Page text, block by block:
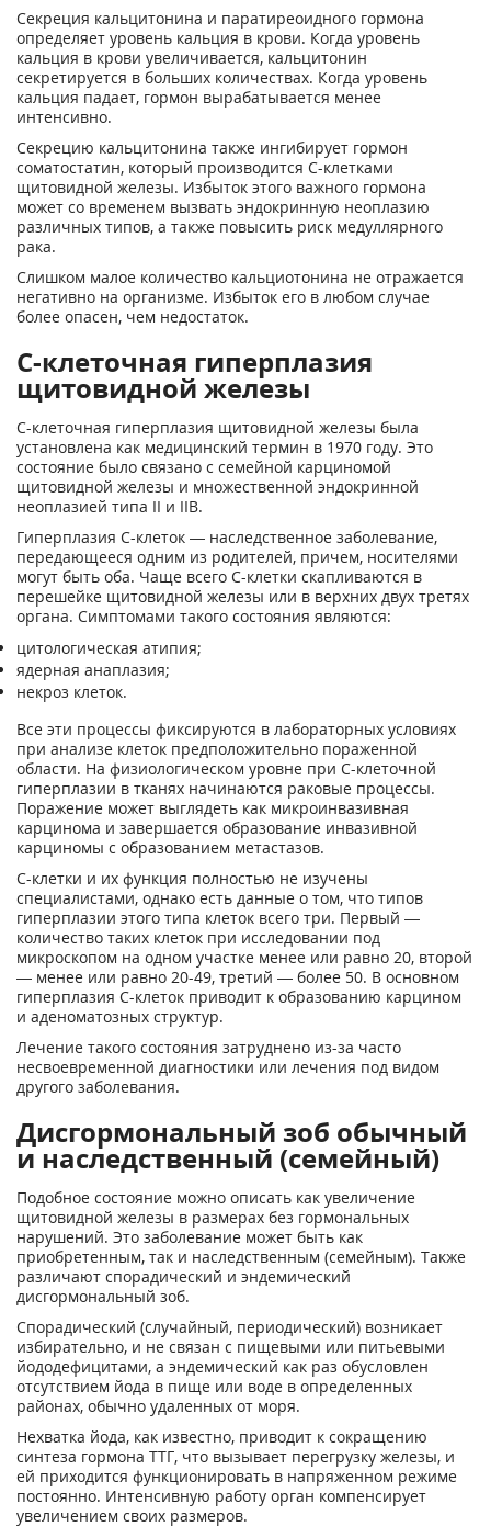
Секреция кальцитонина и паратиреоидного гормона
определяет уровень кальция в крови. Когда уровень
кальция в крови увеличивается, кальцитонин
секретируется в больших количествах. Когда уровень
кальция падает, гормон вырабатывается менее
интенсивно.
Секрецию кальцитонина также ингибирует гормон
соматостатин, который производится С-клетками
щитовидной железы. Избыток этого важного гормона
может со временем вызвать эндокринную неоплазию
различных типов, а также повысить риск медуллярного
рака.
Слишком малое количество кальциотонина не отражается
негативно на организме. Избыток его в любом случае
более опасен, чем недостаток.
C-клеточная гиперплазия
щитовидной железы
С-клеточная гиперплазия щитовидной железы была
установлена как медицинский термин в 1970 году. Это
состояние было связано с семейной карциномой
щитовидной железы и множественной эндокринной
неоплазией типа II и IIB.
Гиперплазия С-клеток — наследственное заболевание,
передающееся одним из родителей, причем, носителями
могут быть оба. Чаще всего С-клетки скапливаются в
перешейке щитовидной железы или в верхних двух третях
органа. Симптомами такого состояния являются:
цитологическая атипия;
ядерная анаплазия;
некроз клеток.
Все эти процессы фиксируются в лабораторных условиях
при анализе клеток предположительно пораженной
области. На физиологическом уровне при С-клеточной
гиперплазии в тканях начинаются раковые процессы.
Поражение может выглядеть как микроинвазивная
карцинома и завершается образование инвазивной
карциномы с образованием метастазов.
С-клетки и их функция полностью не изучены
специалистами, однако есть данные о том, что типов
гиперплазии этого типа клеток всего три. Первый —
количество таких клеток при исследовании под
микроскопом на одном участке менее или равно 20, второй
— менее или равно 20-49, третий — более 50. В основном
гиперплазия С-клеток приводит к образованию карцином
и аденоматозных структур.
Лечение такого состояния затруднено из-за часто
несвоевременной диагностики или лечения под видом
другого заболевания.
Дисгормональный зоб обычный
и наследственный (семейный)
Подобное состояние можно описать как увеличение
щитовидной железы в размерах без гормональных
нарушений. Это заболевание может быть как
приобретенным, так и наследственным (семейным). Также
различают спорадический и эндемический
дисгормональный зоб.
Спорадический (случайный, периодический) возникает
избирательно, и не связан с пищевыми или питьевыми
йододефицитами, а эндемический как раз обусловлен
отсутствием йода в пище или воде в определенных
районах, обычно удаленных от моря.
Нехватка йода, как известно, приводит к сокращению
синтеза гормона ТТГ, что вызывает перегрузку железы, и
ей приходится функционировать в напряженном режиме
постоянно. Интенсивную работу орган компенсирует
увеличением своих размеров.